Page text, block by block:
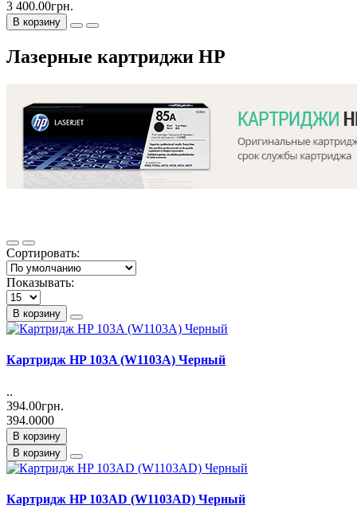
3 400.00грн.
В корзину
Лазерные картриджи HP
Сортировать:
Показывать:
В корзину
Картридж HP 103A (W1103A) Черный
..
394.00грн.
394.0000
В корзину
В корзину
Картридж HP 103AD (W1103AD) Черный